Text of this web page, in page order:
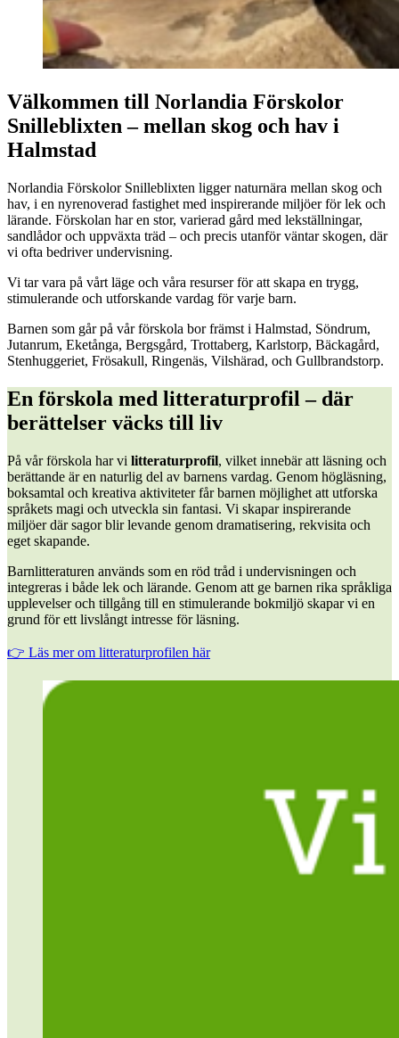
Välkommen till Norlandia Förskolor
Snilleblixten – mellan skog och hav i
Halmstad
Norlandia Förskolor Snilleblixten ligger naturnära mellan skog och
hav, i en nyrenoverad fastighet med inspirerande miljöer för lek och
lärande. Förskolan har en stor, varierad gård med lekställningar,
sandlådor och uppväxta träd – och precis utanför väntar skogen, där
vi ofta bedriver undervisning.
Vi tar vara på vårt läge och våra resurser för att skapa en trygg,
stimulerande och utforskande vardag för varje barn.
Barnen som går på vår förskola bor främst i Halmstad, Söndrum,
Jutanrum, Eketånga, Bergsgård, Trottaberg, Karlstorp, Bäckagård,
Stenhuggeriet, Frösakull, Ringenäs, Vilshärad, och Gullbrandstorp.
En förskola med litteraturprofil – där
berättelser väcks till liv
På vår förskola har vi litteraturprofil, vilket innebär att läsning och
berättande är en naturlig del av barnens vardag. Genom högläsning,
boksamtal och kreativa aktiviteter får barnen möjlighet att utforska
språkets magi och utveckla sin fantasi. Vi skapar inspirerande
miljöer där sagor blir levande genom dramatisering, rekvisita och
eget skapande.
Barnlitteraturen används som en röd tråd i undervisningen och
integreras i både lek och lärande. Genom att ge barnen rika språkliga
upplevelser och tillgång till en stimulerande bokmiljö skapar vi en
grund för ett livslångt intresse för läsning.
👉 Läs mer om litteraturprofilen här